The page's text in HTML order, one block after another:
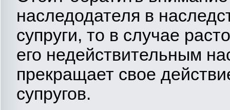
наследодателя в
супруги, то в случае
его недействительным
прекращает свое
супругов.